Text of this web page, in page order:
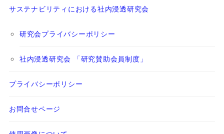
サステナビリティにおける社内浸透研究会
研究会プライバシーポリシー
社内浸透研究会 「研究賛助会員制度」
プライバシーポリシー
お問合せページ